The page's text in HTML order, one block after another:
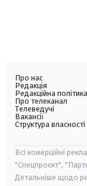
Про нас
Редакція
Редакційна політика
Про телеканал
Телеведучі
Вакансії
Структура власності
Всі комерційні
"Спецпроєкт",
Детальніше щодо